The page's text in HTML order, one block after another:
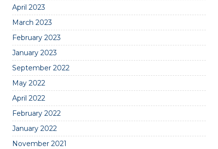
April 2023
March 2023
February 2023
January 2023
September 2022
May 2022
April 2022
February 2022
January 2022
November 2021